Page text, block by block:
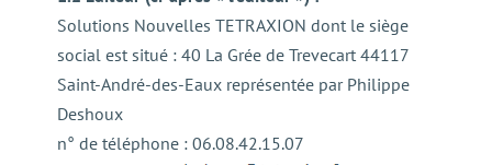
Solutions Nouvelles TETRAXION dont le siège
social est situé : 40 La Grée de Trevecart 44117
Saint-André-des-Eaux représentée par Philippe
Deshoux
n° de téléphone : 06.08.42.15.07